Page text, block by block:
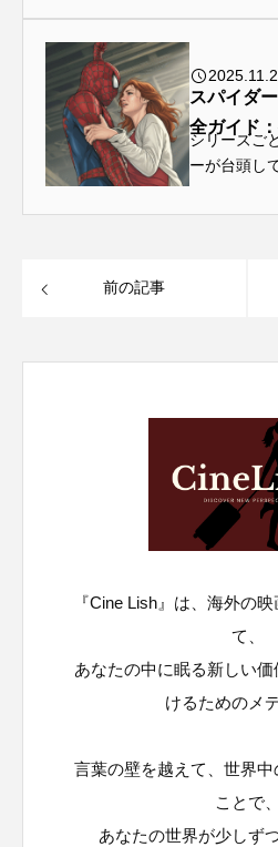
忽那汐里 成原佑太郎
新田真剣佑 枯れ木に銃弾
海外旅行 海外移住
だ。その実
り替える力
ウッド...
スパイダ
全ガイド
新作まで
シリーズご
ーが台頭し
パイダーマ
前の記事
『Cine Lish』は、海外の
て、
あなたの中に眠る新しい
けるためのメ
言葉の壁を越えて、世界
ことで、
あなたの世界が少しず